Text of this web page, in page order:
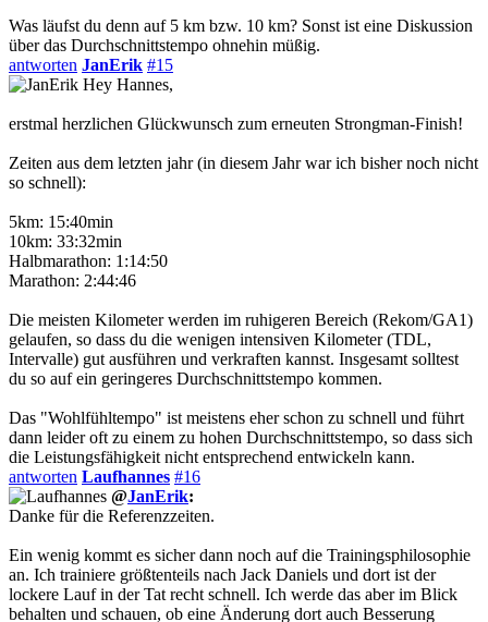
Was läufst du denn auf 5 km bzw. 10 km? Sonst ist eine Diskussion
über das Durchschnittstempo ohnehin müßig.
antworten JanErik #15
Hey Hannes,
erstmal herzlichen Glückwunsch zum erneuten Strongman-Finish!
Zeiten aus dem letzten jahr (in diesem Jahr war ich bisher noch nicht
so schnell):
5km: 15:40min
10km: 33:32min
Halbmarathon: 1:14:50
Marathon: 2:44:46
Die meisten Kilometer werden im ruhigeren Bereich (Rekom/GA1)
gelaufen, so dass du die wenigen intensiven Kilometer (TDL,
Intervalle) gut ausführen und verkraften kannst. Insgesamt solltest
du so auf ein geringeres Durchschnittstempo kommen.
Das "Wohlfühltempo" ist meistens eher schon zu schnell und führt
dann leider oft zu einem zu hohen Durchschnittstempo, so dass sich
die Leistungsfähigkeit nicht entsprechend entwickeln kann.
antworten Laufhannes #16
@JanErik:
Danke für die Referenzzeiten.
Ein wenig kommt es sicher dann noch auf die Trainingsphilosophie
an. Ich trainiere größtenteils nach Jack Daniels und dort ist der
lockere Lauf in der Tat recht schnell. Ich werde das aber im Blick
behalten und schauen, ob eine Änderung dort auch Besserung